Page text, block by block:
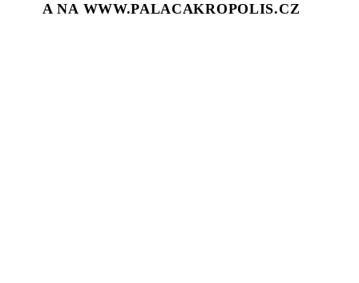
A NA WWW.PALACAKROPOLIS.CZ